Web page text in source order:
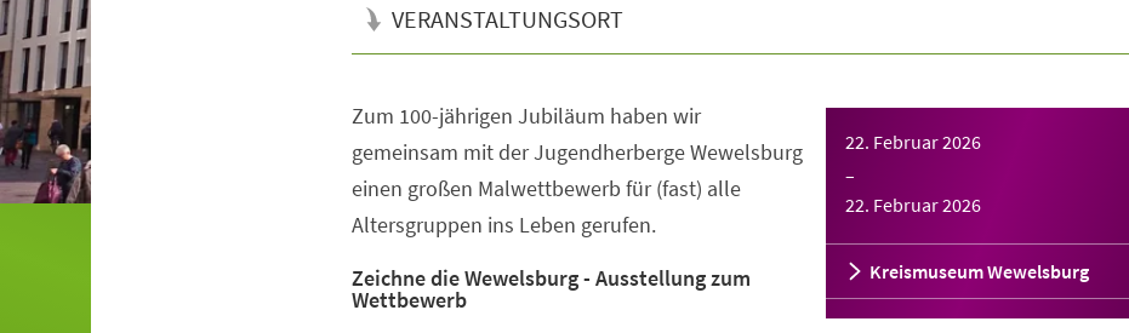
VERANSTALTUNGSORT
22. Februar 2026
–
22. Februar 2026
Kreismuseum Wewelsburg
Zum 100-jährigen Jubiläum haben wir
gemeinsam mit der Jugendherberge Wewelsburg
einen großen Malwettbewerb für (fast) alle
Altersgruppen ins Leben gerufen.
Zeichne die Wewelsburg - Ausstellung zum
Wettbewerb